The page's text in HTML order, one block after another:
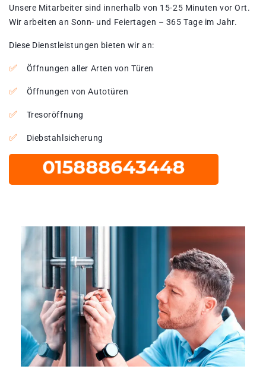
Unsere Mitarbeiter sind innerhalb von 15-25 Minuten vor Ort.
Wir arbeiten an Sonn- und Feiertagen – 365 Tage im Jahr.
Diese Dienstleistungen bieten wir an:
Öffnungen aller Arten von Türen
Öffnungen von Autotüren
Tresoröffnung
Diebstahlsicherung